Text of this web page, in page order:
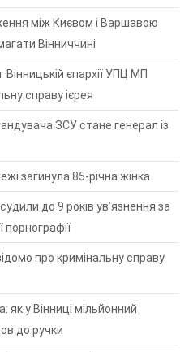
між Києвом і Варшавою
Вінниччині
Вінницькій єпархії УПЦ МП
справу ієрея
ЗСУ стане генерал із
загинула 85-річна жінка
до 9 років ув’язнення за
про кримінальну справу
як у Вінниці мільйонний
до ручки